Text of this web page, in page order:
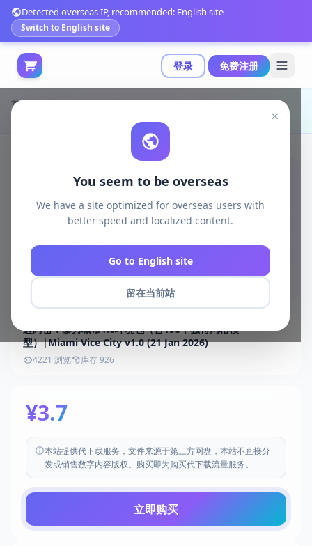
登录 免费注册
Detected overseas IP, recommended: English site
Switch to English site
×
You seem to be overseas
We have a site optimized for overseas users with
better speed and localized content.
Go to English site
留在当前站
首页 游戏开发 unity资源
Unity 3D-Models
迈阿密：暴力城市1.0环境包（含190个独特网格模
型）|Miami Vice City v1.0 (21 Jan 2026)
4221 浏览 库存 926
¥3.7
本站提供代下载服务，文件来源于第三方网盘，本站不直接分
发或销售数字内容版权。购买即为购买代下载流量服务。
立即购买